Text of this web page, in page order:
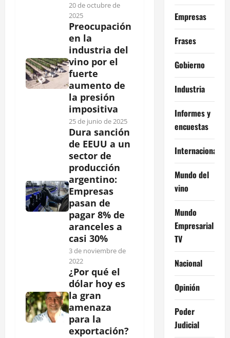
20 de octubre de
2025
Preocupación
en la
industria del
vino por el
fuerte
aumento de
la presión
impositiva
25 de junio de 2025
Dura sanción
de EEUU a un
sector de
producción
argentino:
Empresas
pasan de
pagar 8% de
aranceles a
casi 30%
3 de noviembre de
2022
¿Por qué el
dólar hoy es
la gran
amenaza
para la
exportación?
Empresas
Frases
Gobierno
Industria
Informes y
encuestas
Internacional
Mundo del
vino
Mundo
Empresarial
TV
Nacional
Opinión
Poder
Judicial